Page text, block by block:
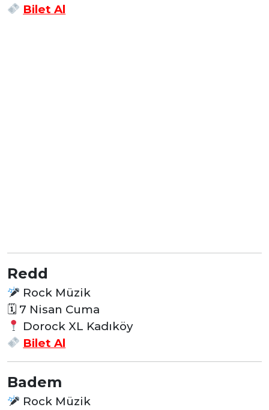
Bilet Al
Redd
Rock Müzik
🗓 7 Nisan Cuma
Dorock XL Kadıköy
Bilet Al
Badem
Rock Müzik